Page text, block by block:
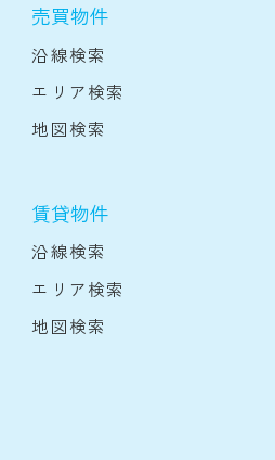
売買物件
沿線検索
エリア検索
地図検索
賃貸物件
沿線検索
エリア検索
地図検索